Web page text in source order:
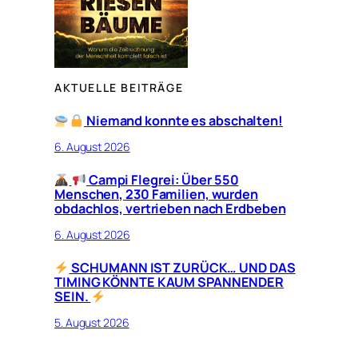
AKTUELLE BEITRÄGE
Niemand konnte es abschalten!
6. August 2026
Campi Flegrei: Über 550
Menschen, 230 Familien, wurden
obdachlos, vertrieben nach Erdbeben
6. August 2026
SCHUMANN IST ZURÜCK… UND DAS
TIMING KÖNNTE KAUM SPANNENDER
SEIN.
5. August 2026